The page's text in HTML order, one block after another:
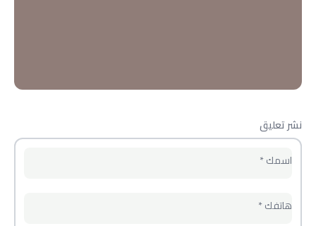
نشر تعليق
اسمك*
هاتفك*